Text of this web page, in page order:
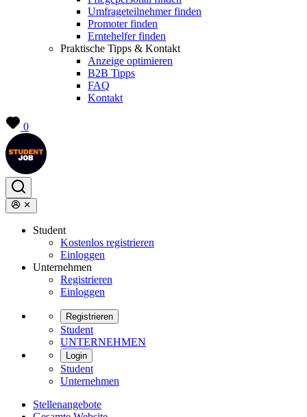
Umfrageteilnehmer finden
Promoter finden
Erntehelfer finden
Praktische Tipps & Kontakt
Anzeige optimieren
B2B Tipps
FAQ
Kontakt
0
Student
Kostenlos registrieren
Einloggen
Unternehmen
Registrieren
Einloggen
Registrieren
Student
UNTERNEHMEN
Login
Student
Unternehmen
Stellenangebote